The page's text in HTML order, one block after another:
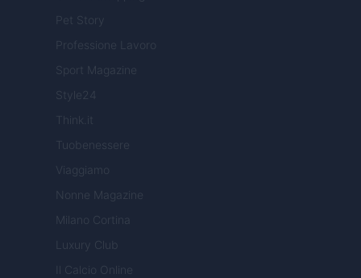
Pet Story
Professione Lavoro
Sport Magazine
Style24
Think.it
Tuobenessere
Viaggiamo
Nonne Magazine
Milano Cortina
Luxury Club
Il Calcio Online